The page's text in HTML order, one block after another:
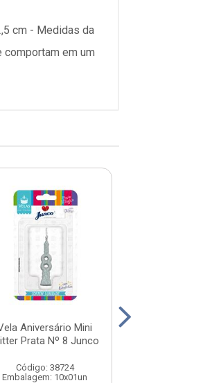
cm - Medidas da
comportam em um
Aniversário Mini
Prata Nº 8 Junco
Código: 38724
Embalagem: 10x01un